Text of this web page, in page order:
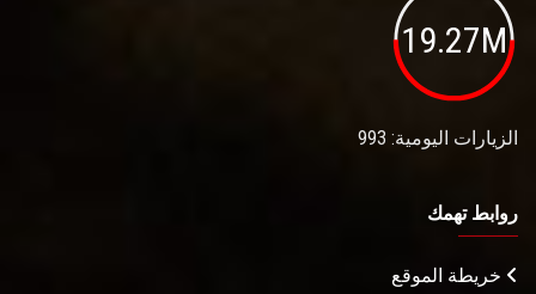
19.27M
الزيارات اليومية: 993
روابط تهمك
خريطة الموقع